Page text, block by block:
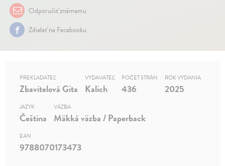
Odporučiť známemu
Zdielať na Facebooku
PREKLADATEĽ
Zbavitelová Gita
VYDAVATEĽ
Kalich
POČET STRÁN
436
ROK VYDANIA
2025
JAZYK
Čeština
VÄZBA
Mäkká väzba / Paperback
EAN
9788070173473